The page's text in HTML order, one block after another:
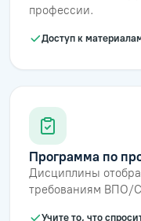
профессии.
Доступ к
Программа по
Дисциплины
требованиям ВПО/
Учите то, что